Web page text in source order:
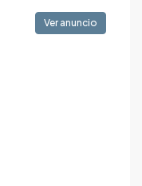
Ver anuncio